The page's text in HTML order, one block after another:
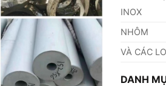
INOX
NHÔM
VÀ CÁC
DANH